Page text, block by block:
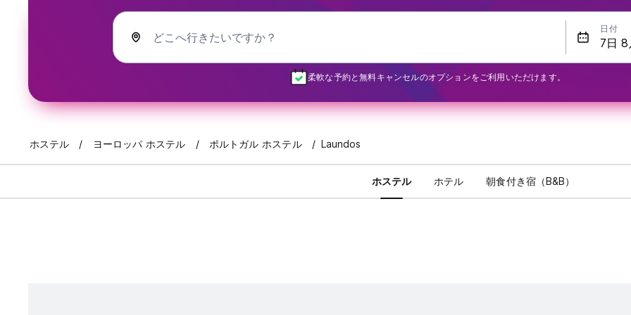
どこへ行きたいですか？
日付
柔軟な予約と無料キャンセルのオプションをご利用いただけます。
ホステル ヨーロッパ ホステル ポルトガル ホステル Laundos
ホステル ホテル 朝食付き宿（B&B）